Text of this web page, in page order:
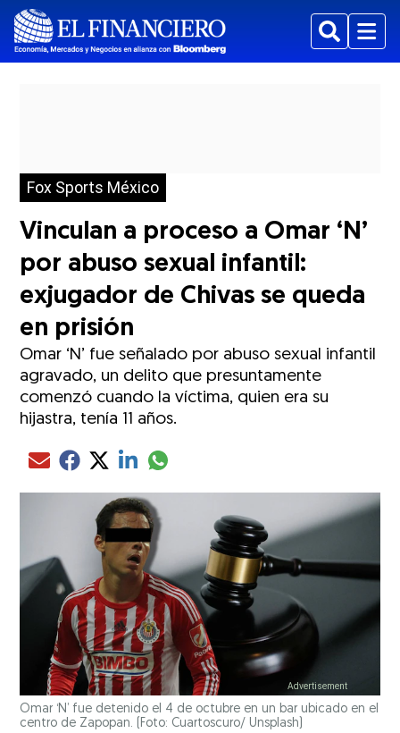
BuscarMenu
Fox Sports México
Vinculan a proceso a Omar ‘N’
por abuso sexual infantil:
exjugador de Chivas se queda
en prisión
Omar ‘N’ fue señalado por abuso sexual infantil
agravado, un delito que presuntamente
comenzó cuando la víctima, quien era su
hijastra, tenía 11 años.
Compartir el artículo actual mediante Email
Compartir el artículo actual mediante Facebook
Compartir el artículo actual mediante Twitter
Compartir el artículo actual mediante LinkedIn
Compartir el artículo actual mediante
Omar ‘N’ fue detenido el 4 de octubre en un bar ubicado en el
centro de Zapopan. (Foto: Cuartoscuro/ Unsplash)